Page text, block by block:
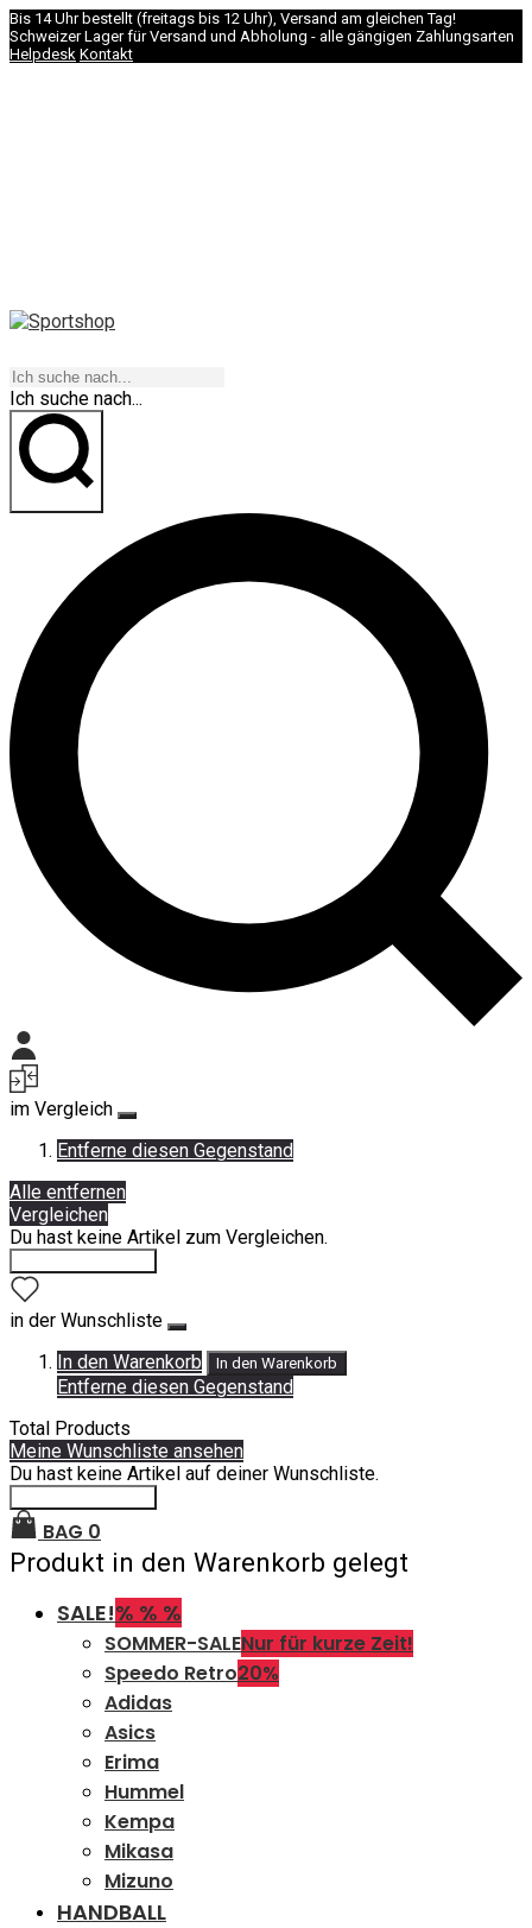
Bis 14 Uhr bestellt (freitags bis 12 Uhr), Versand am gleichen Tag!
Schweizer Lager für Versand und Abholung - alle gängigen Zahlungsarten
Helpdesk Kontakt
Ich suche nach...
im Vergleich
Entferne diesen Gegenstand
Alle entfernen
Vergleichen
Du hast keine Artikel zum Vergleichen.
in der Wunschliste
In den Warenkorb
In den Warenkorb
Entferne diesen Gegenstand
Total Products
Meine Wunschliste ansehen
Du hast keine Artikel auf deiner Wunschliste.
BAG 0
Produkt in den Warenkorb gelegt
SALE!% % %
SOMMER-SALENur für kurze Zeit!
Speedo Retro20%
Adidas
Asics
Erima
Hummel
Kempa
Mikasa
Mizuno
HANDBALL